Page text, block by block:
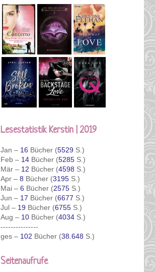
Lesestatistik Kerstin | 2019
Jan – 16 Bücher (5529 S.)
Feb – 14 Bücher (5285 S.)
Mär – 12 Bücher (4598 S.)
Apr – 8 Bücher (3195 S.)
Mai – 6 Bücher (2575 S.)
Jun – 17 Bücher (6677 S.)
Jul – 19 Bücher (6755 S.)
Aug – 10 Bücher (4034 S.)
---------------
ges – 102 Bücher (38.648 S.)
Seitenaufrufe